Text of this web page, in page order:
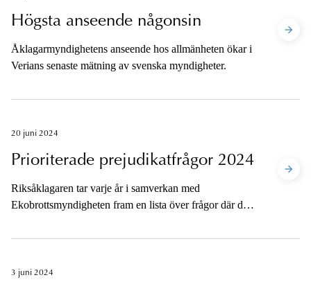
Högsta anseende någonsin
Åklagarmyndighetens anseende hos allmänheten ökar i
Verians senaste mätning av svenska myndigheter.
20 juni 2024
Prioriterade prejudikatfrågor 2024
Riksåklagaren tar varje år i samverkan med
Ekobrottsmyndigheten fram en lista över frågor där det
vägledning.
3 juni 2024